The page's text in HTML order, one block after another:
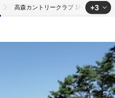
高森カントリークラブ 1Rゴルフプ
高森カントリークラ
ゴルフプレー
+3